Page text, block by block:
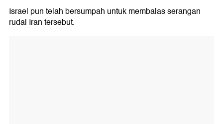
Israel pun telah bersumpah untuk membalas serangan
rudal Iran tersebut.